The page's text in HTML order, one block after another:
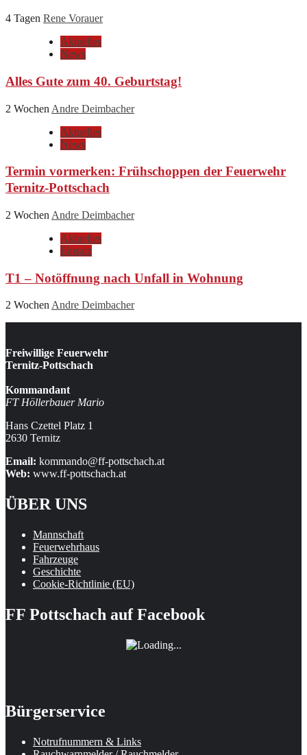
4 Tagen Rene Vorauer
Aktuelles
News
Alles Gute zum 40. Geburtstag!
2 Wochen Andre Deimbacher
Aktuelles
News
Termin vormerken: Frühschoppen der Feuerwehr
Ternitz-Pottschach
2 Wochen Andre Deimbacher
Aktuelles
Einsatz
T1 – Notöffnung nach Unfall in Wohnung
2 WochenAndre Deimbacher
Freiwillige Feuerwehr
Ternitz-Pottschach
Kommandant
FT Höllerbauer Mario
Hans Czettel Platz 1
2630 Ternitz
Email: kommando@ff-pottschach.at
Web: www.ff-pottschach.at
ÜBER UNS
Mannschaft
Feuerwehrhaus
Fahrzeuge
Geschichte
Cookie-Richtlinie (EU)
FF Pottschach auf Facebook
Bürgerservice
Notrufnummern & Links